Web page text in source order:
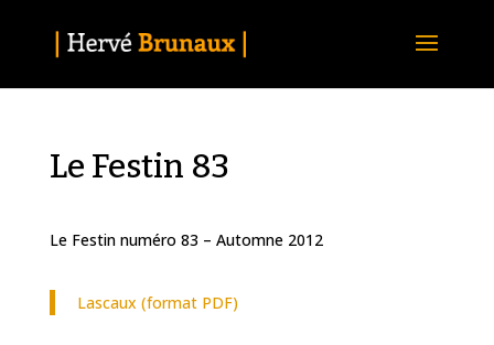
Le Festin 83
Le Festin numéro 83 – Automne 2012
Lascaux (format PDF)